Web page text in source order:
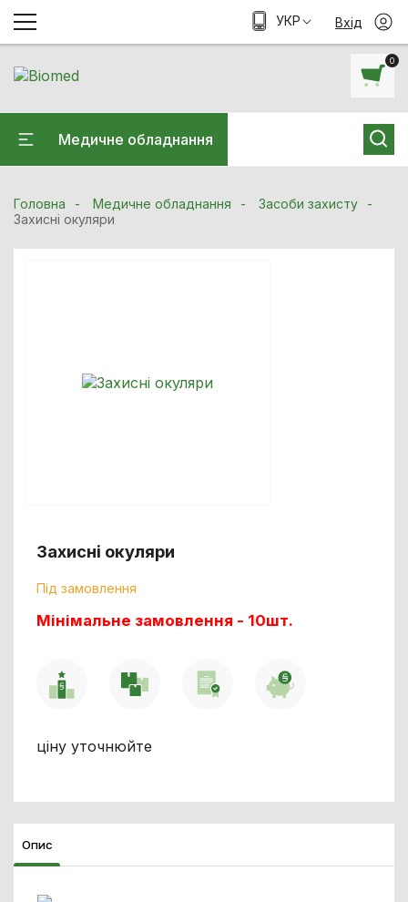
0
Медичне обладнання
УКР Вхід
Головна Медичне обладнання
Засоби захисту
Захисні окуляри
Захисні окуляри
Під замовлення
Мінімальне замовлення - 10шт.
ціну уточнюйте
Опис